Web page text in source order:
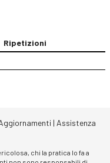
Ripetizioni
| Assistenza
chi la pratica lo fa a